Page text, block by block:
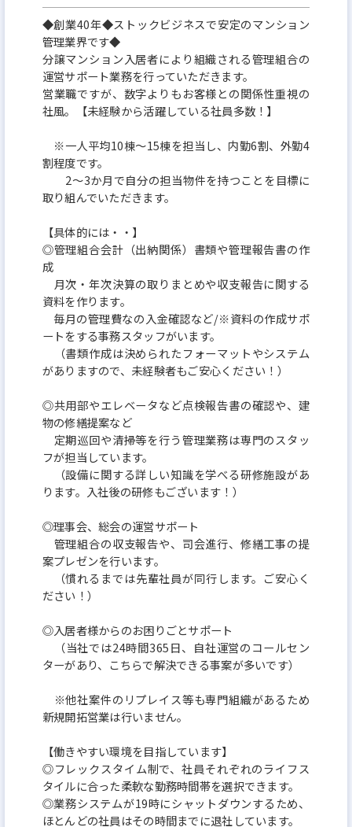
◆創業40年◆ストックビジネスで安定のマンション
管理業界です◆
分譲マンション入居者により組織される管理組合の
運営サポート業務を行っていただきます。
営業職ですが、数字よりもお客様との関係性重視の
社風。【未経験から活躍している社員多数！】
※一人平均10棟～15棟を担当し、内勤6割、外勤4
割程度です。
2～3か月で自分の担当物件を持つことを目標に
取り組んでいただきます。
【具体的には・・】
◎管理組合会計（出納関係）書類や管理報告書の作
成
月次・年次決算の取りまとめや収支報告に関する
資料を作ります。
毎月の管理費なの入金確認など/※資料の作成サポ
ートをする事務スタッフがいます。
（書類作成は決められたフォーマットやシステム
がありますので、未経験者もご安心ください！）
◎共用部やエレベータなど点検報告書の確認や、建
物の修繕提案など
定期巡回や清掃等を行う管理業務は専門のスタッ
フが担当しています。
（設備に関する詳しい知識を学べる研修施設があ
ります。入社後の研修もございます！）
◎理事会、総会の運営サポート
管理組合の収支報告や、司会進行、修繕工事の提
案プレゼンを行います。
（慣れるまでは先輩社員が同行します。ご安心く
ださい！）
◎入居者様からのお困りごとサポート
（当社では24時間365日、自社運営のコールセン
ターがあり、こちらで解決できる事案が多いです）
※他社案件のリプレイス等も専門組織があるため
新規開拓営業は行いません。
【働きやすい環境を目指しています】
◎フレックスタイム制で、社員それぞれのライフス
タイルに合った柔軟な勤務時間帯を選択できます。
◎業務システムが19時にシャットダウンするため、
ほとんどの社員はその時間までに退社しています。